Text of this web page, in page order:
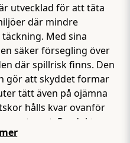
utvecklad för att täta
där mindre
Med sina
säker försegling över
där spillrisk finns. Den
gör att skyddet formar
tätt även på ojämna
hålls kvar ovanför
Produkten
eller andra